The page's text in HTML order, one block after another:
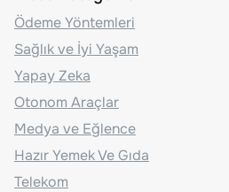
Ödeme Yöntemleri
Sağlık ve İyi Yaşam
Yapay Zeka
Otonom Araçlar
Medya ve Eğlence
Hazır Yemek Ve Gıda
Telekom